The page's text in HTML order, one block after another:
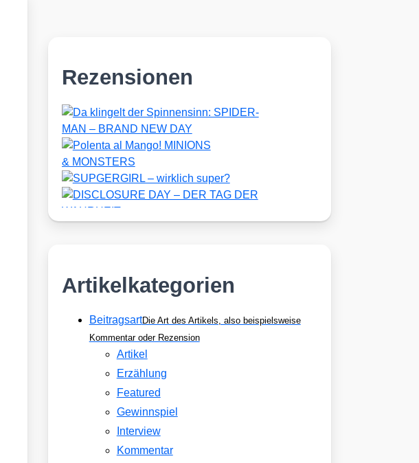
Rezensionen
Artikelkategorien
BeitragsartDie Art des Artikels, also beispielsweise
Kommentar oder Rezension
Artikel
Erzählung
Featured
Gewinnspiel
Interview
Kommentar